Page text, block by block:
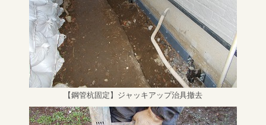
【鋼管杭固定】ジャッキアップ治具撤去